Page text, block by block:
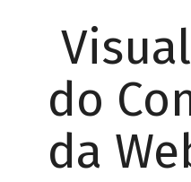
do
da